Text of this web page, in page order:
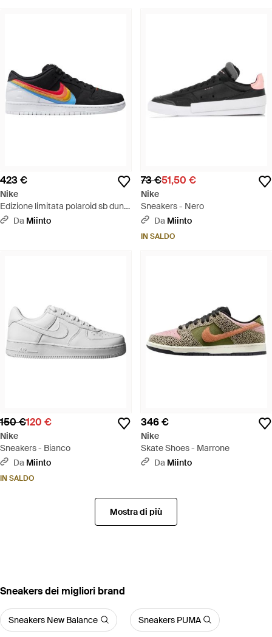
423 €
Nike
Edizione limitata polaroid sb dunk
low - Blu
Da Miinto
73 €51,50 €
Nike
Sneakers - Nero
Da Miinto
IN SALDO
150 €120 €
Nike
Sneakers - Bianco
Da Miinto
IN SALDO
346 €
Nike
Skate Shoes - Marrone
Da Miinto
Mostra di più
‪Sneakers‬ dei migliori brand
Sneakers New Balance Sneakers PUMA